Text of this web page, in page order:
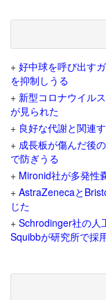
+ 好中球を呼び出す
を抑制しうる
+ 新型コロナウイル
が見られた
+ 良好な代謝と関連
+ 成長板が傷んだ後
で防ぎうる
+ Mironid社が多発性
+ AstraZenecaと
じた
+ Schrodinger社の人
Squibbが研究所で採